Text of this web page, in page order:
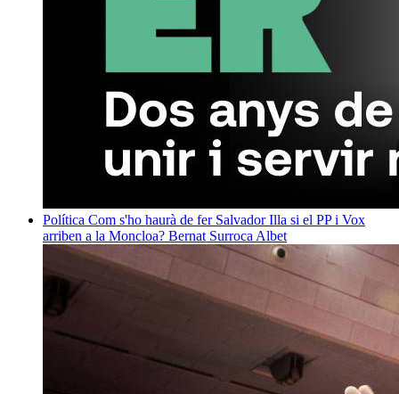
Política Com s'ho haurà de fer Salvador Illa si el PP i Vox
arriben a la Moncloa? Bernat Surroca Albet